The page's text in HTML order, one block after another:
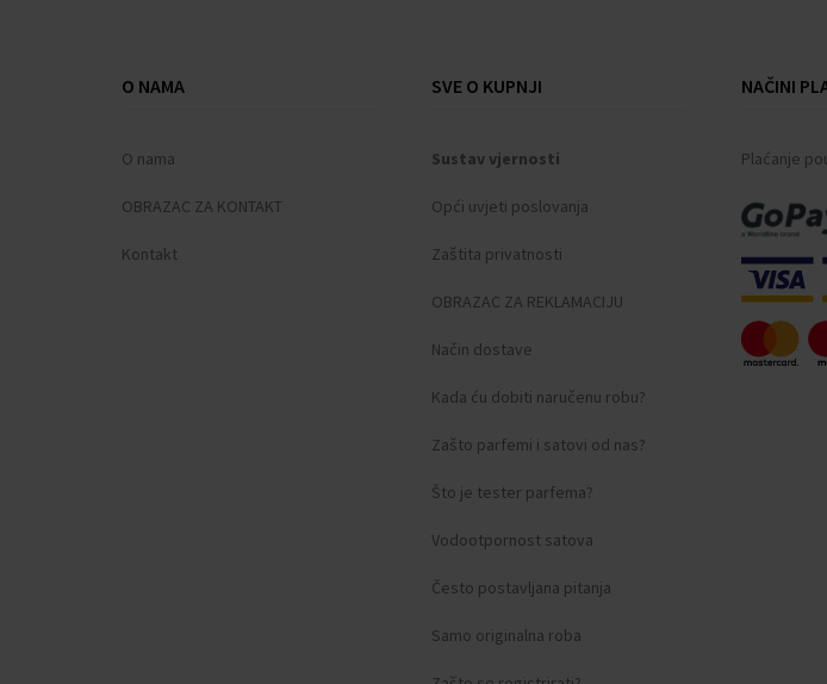
O NAMA
O nama
OBRAZAC ZA KONTAKT
Kontakt
SVE O KUPNJI
Sustav vjernosti
Opći uvjeti poslovanja
Zaštita privatnosti
OBRAZAC ZA REKLAMACIJU
Način dostave
Kada ću dobiti naručenu robu?
Zašto parfemi i satovi od nas?
Što je tester parfema?
Vodootpornost satova
Često postavljana pitanja
Samo originalna roba
NAČINI
Plaćanje